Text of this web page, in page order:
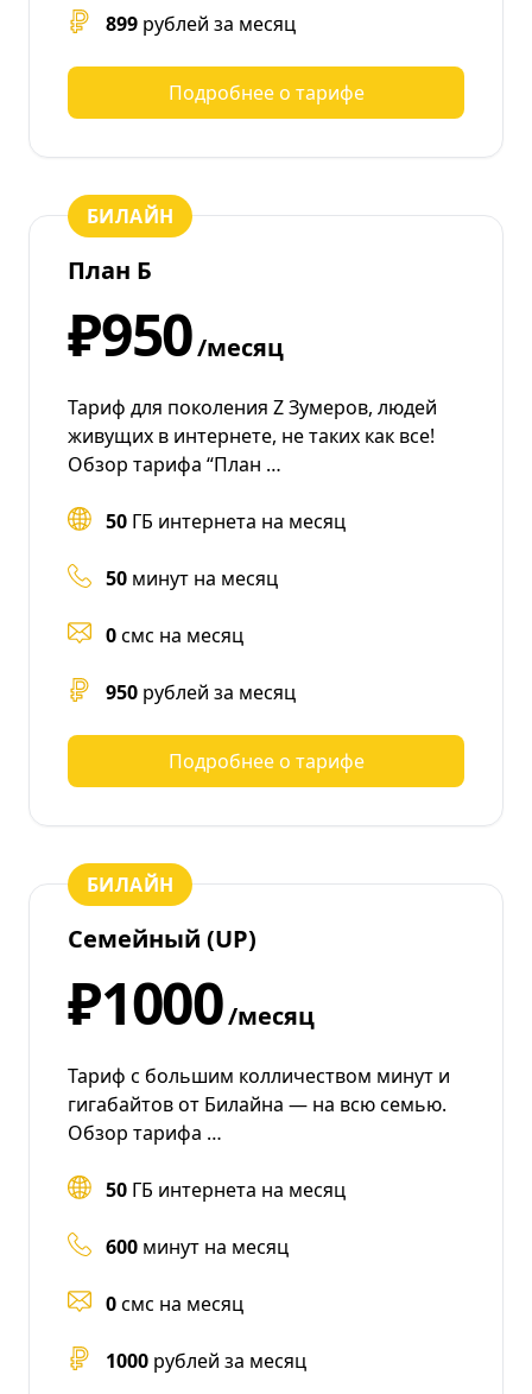
899 рублей за месяц
Подробнее о тарифе
БИЛАЙН
План Б
₽950/месяц
Тариф для поколения Z Зумеров, людей
живущих в интернете, не таких как все!
Обзор тарифа “План …
50 ГБ интернета на месяц
50 минут на месяц
0смс на месяц
950 рублей за месяц
Подробнее о тарифе
БИЛАЙН
Семейный (UP)
₽1000/месяц
Тариф с большим колличеством минут и
гигабайтов от Билайна — на всю семью.
Обзор тарифа …
50 ГБ интернета на месяц
600 минут на месяц
0смс на месяц
1000 рублей за месяц